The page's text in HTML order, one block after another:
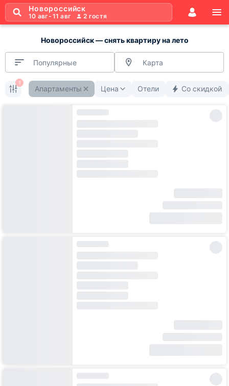
Новороссийск
10 авг- 11 авг 2 гостя
Новороссийск — снять квартиру на лето
Популярные Карта
Апартаменты Цена Отели Со скидкой
1